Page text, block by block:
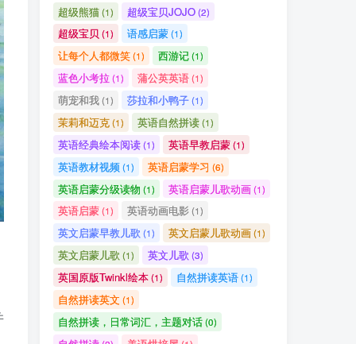
超级熊猫(1) 超级宝贝JOJO(2)
超级宝贝 (1) 语感启蒙(1)
让每个人都微笑(1) 西游记(1)
蓝色小考拉(1) 蒲公英英语(1)
萌宠和我(1) 莎拉和小鸭子(1)
茉莉和迈克(1) 英语自然拼读(1)
英语经典绘本阅读(1) 英语早教启蒙(1)
英语教材视频(1) 英语启蒙学习 (6)
英语启蒙分级读物 (1) 英语启蒙儿歌动画(1)
英语启蒙(1) 英语动画电影 (1)
英文启蒙早教儿歌 (1) 英文启蒙儿歌动画(1)
英文启蒙儿歌 (1) 英文儿歌 (3)
英国原版Twinkl绘本(1) 自然拼读英语(1)
自然拼读英文 (1)
自然拼读，日常词汇，主题对话(0)